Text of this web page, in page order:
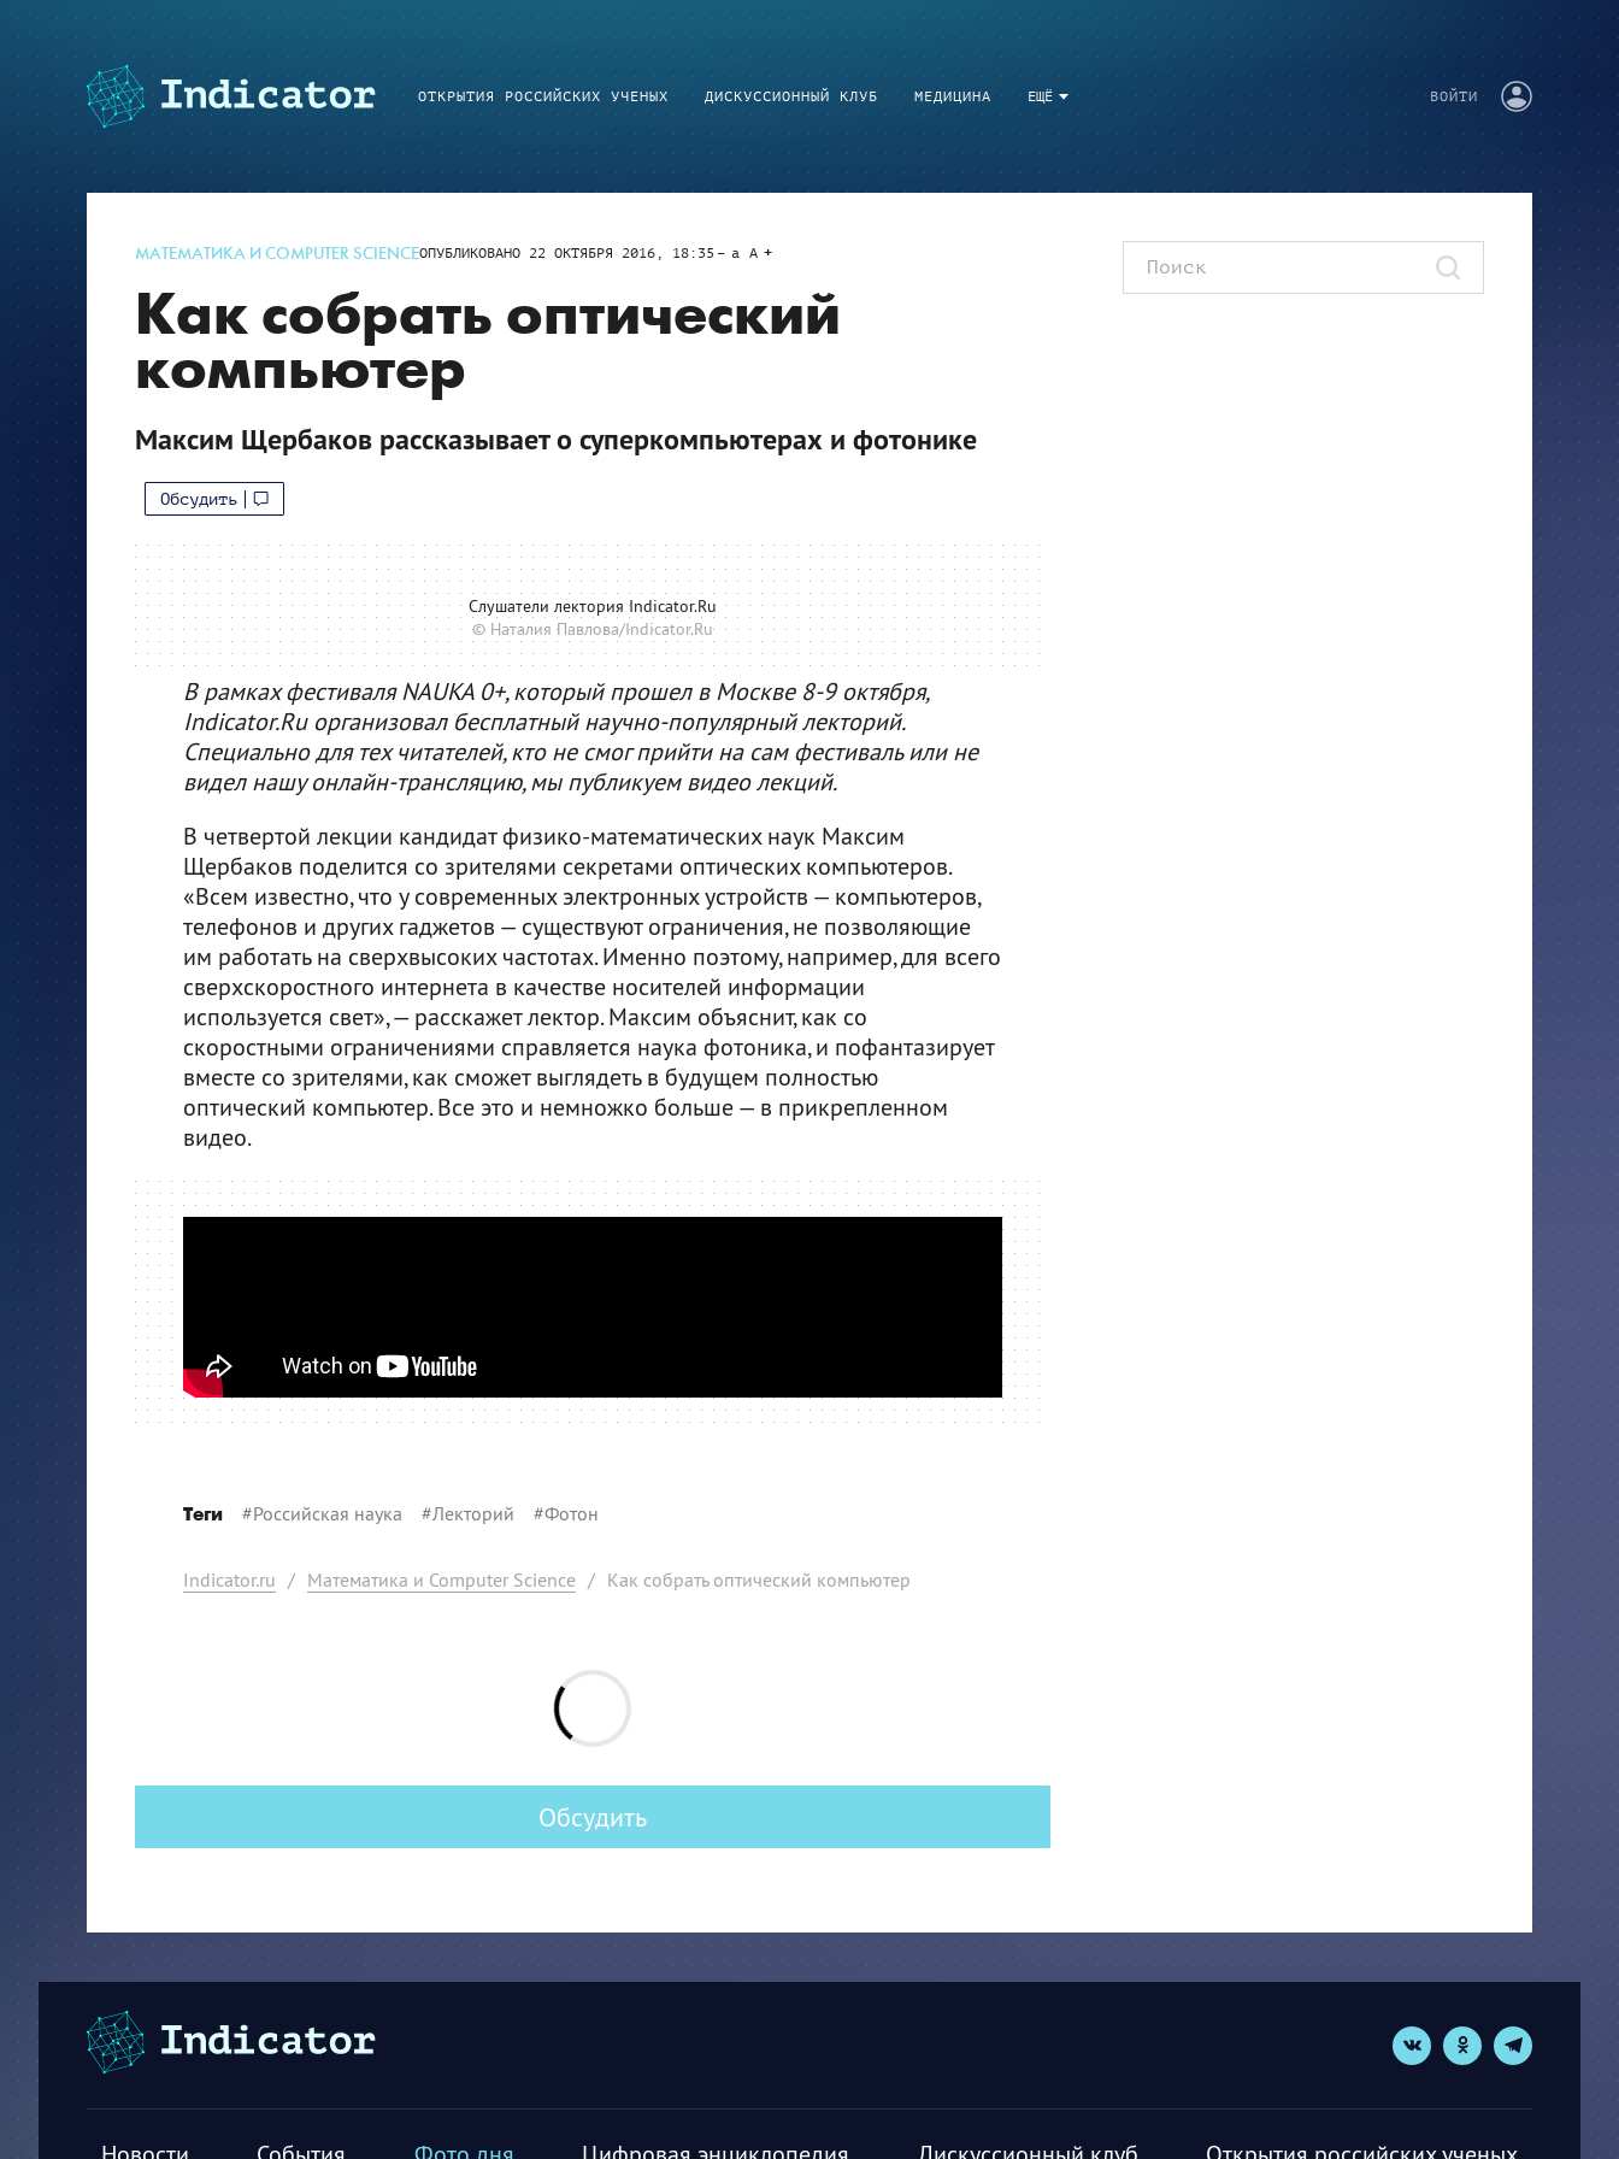
ЕЩЁ
ОТКРЫТИЯ РОССИЙСКИХ УЧЕНЫХ ДИСКУССИОННЫЙ КЛУБ МЕДИЦИНА ВОЙТИ
МАТЕМАТИКА И COMPUTER SCIENCEОПУБЛИКОВАНО 22 ОКТЯБРЯ 2016, 18:35 a A
Как собрать оптический
компьютер
Максим Щербаков рассказывает о суперкомпьютерах и фотонике
Обсудить
Слушатели лектория Indicator.Ru
© Наталия Павлова/Indicator.Ru
В рамках фестиваля NAUKA 0+, который прошел в Москве 8-9 октября,
Indicator.Ru организовал бесплатный научно-популярный лекторий.
Специально для тех читателей, кто не смог прийти на сам фестиваль или не
видел нашу онлайн-трансляцию, мы публикуем видео лекций.
В четвертой лекции кандидат физико-математических наук Максим
Щербаков поделится со зрителями секретами оптических компьютеров.
«Всем известно, что у современных электронных устройств — компьютеров,
телефонов и других гаджетов — существуют ограничения, не позволяющие
им работать на сверхвысоких частотах. Именно поэтому, например, для всего
сверхскоростного интернета в качестве носителей информации
используется свет», — расскажет лектор. Максим объяснит, как со
скоростными ограничениями справляется наука фотоника, и пофантазирует
вместе со зрителями, как сможет выглядеть в будущем полностью
оптический компьютер. Все это и немножко больше — в прикрепленном
видео.
Теги #Российская наука #Лекторий #Фотон
Indicator.ru / Математика и Computer Science / Как собрать оптический компьютер
Обсудить